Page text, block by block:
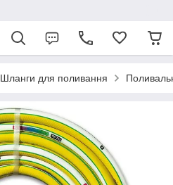
Шланги для поливання